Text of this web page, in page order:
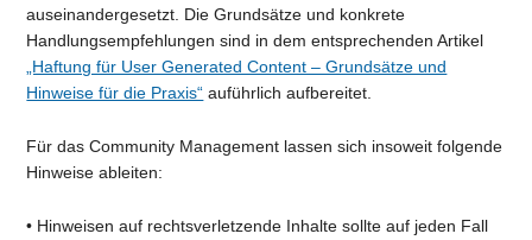
auseinandergesetzt. Die Grundsätze und konkrete
Handlungsempfehlungen sind in dem entsprechenden Artikel
„Haftung für User Generated Content – Grundsätze und
Hinweise für die Praxis“ auführlich aufbereitet.
Für das Community Management lassen sich insoweit folgende
Hinweise ableiten:
• Hinweisen auf rechtsverletzende Inhalte sollte auf jeden Fall